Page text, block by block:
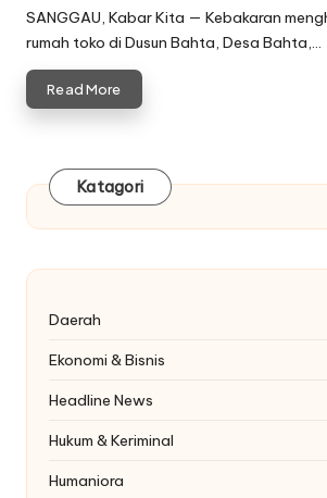
by
SANGGAU, Kabar Kita — Kebakaran
rumah toko di Dusun Bahta, Desa Bahta,…
Read More
Katagori
Daerah
Ekonomi & Bisnis
Headline News
Hukum & Keriminal
Humaniora